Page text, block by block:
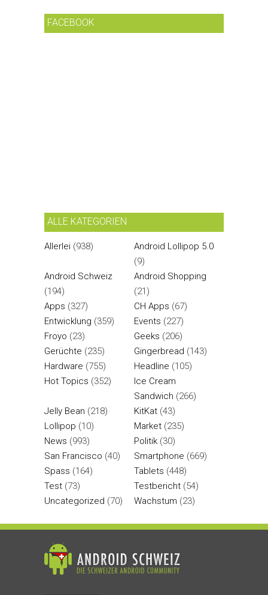
FACEBOOK
ALLE KATEGORIEN
Allerlei (938)
Android Lollipop 5.0
(9)
Android Schweiz
(194)
Android Shopping
(21)
Apps (327) CH Apps (67)
Entwicklung (359) Events (227)
Froyo (23) Geeks (206)
Gerüchte (235) Gingerbread (143)
Hardware (755) Headline (105)
Hot Topics (352)
Ice Cream
Sandwich (266)
Jelly Bean (218) KitKat (43)
Lollipop (10) Market (235)
News (993) Politik (30)
San Francisco (40) Smartphone (669)
Spass (164) Tablets (448)
Test (73) Testbericht (54)
Uncategorized (70) Wachstum (23)